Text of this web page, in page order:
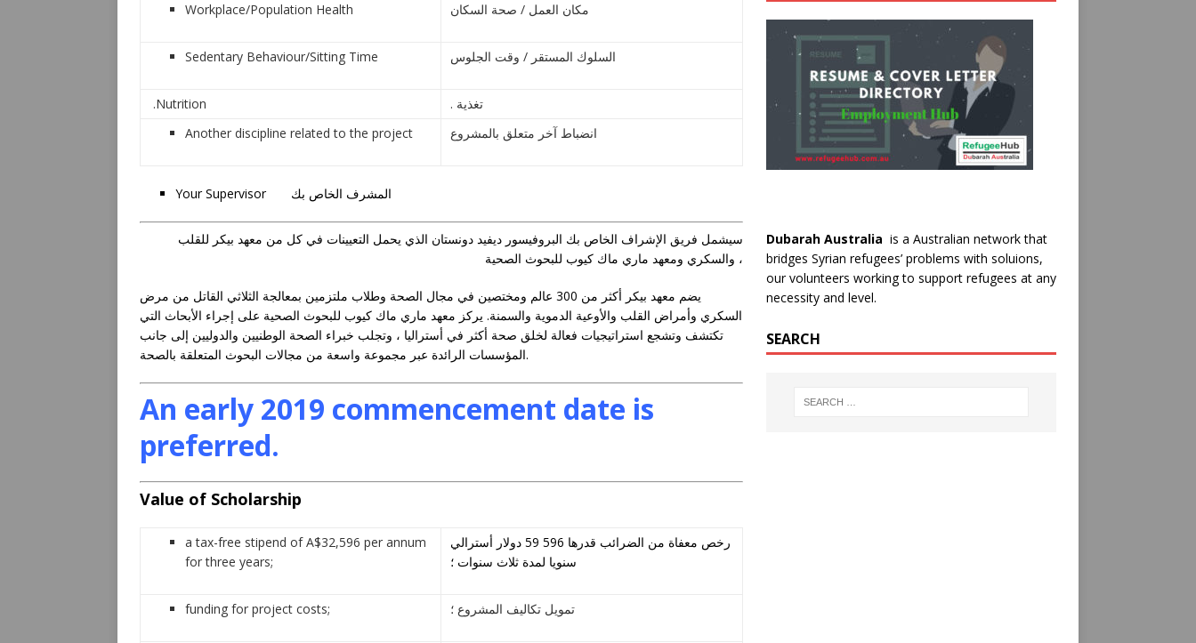
Workplace/Population Health مكان العمل / صحة السكان
Sedentary Behaviour/Sitting Time السلوك المستقر / وقت الجلوس
.Nutrition
. تغذية
Another discipline related to the project
انضباط آخر متعلق بالمشروع
Your Supervisor المشرف الخاص بك
سيشمل فريق الإشراف الخاص بك البروفيسور ديفيد دونستان الذي يحمل التعيينات في كل من معهد بيكر للقلب
والسكري ومعهد ماري ماك كيوب للبحوث الصحية ،
يضم معهد بيكر أكثر من 300 عالم ومختصين في مجال الصحة وطلاب ملتزمين بمعالجة الثلاثي القاتل من مرض
السكري وأمراض القلب والأوعية الدموية والسمنة. يركز معهد ماري ماك كيوب للبحوث الصحية على إجراء الأبحاث التي
تكتشف وتشجع استراتيجيات فعالة لخلق صحة أكثر في أستراليا ، وتجلب خبراء الصحة الوطنيين والدوليين إلى جانب
المؤسسات الرائدة عبر مجموعة واسعة من مجالات البحوث المتعلقة بالصحة.
An early 2019 commencement date is
preferred.
Value of Scholarship
a tax-free stipend of A$32,596 per annum
for three years;
رخص معفاة من الضرائب قدرها 596 59 دولار أسترالي
سنويا لمدة ثلاث سنوات ؛
funding for project costs; تمويل تكاليف المشروع ؛
Dubarah Australia is a Australian network that
bridges Syrian refugees’ problems with soluions,
our volunteers working to support refugees at any
necessity and level.
SEARCH